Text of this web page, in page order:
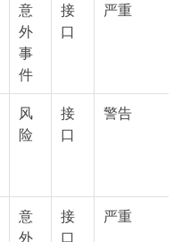
意
外
事
件
接
口
严重
风
险
接
口
警告
意
外
接
口
严重